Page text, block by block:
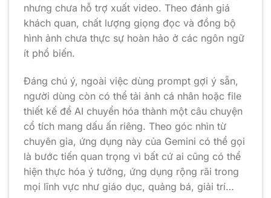
nhưng chưa hỗ trợ xuất video. Theo đánh giá
khách quan, chất lượng giọng đọc và đồng bộ
hình ảnh chưa thực sự hoàn hảo ở các ngôn ngữ
ít phổ biến.
Đáng chú ý, ngoài việc dùng prompt gợi ý sẵn,
người dùng còn có thể tải ảnh cá nhân hoặc file
thiết kế để AI chuyển hóa thành một câu chuyện
cổ tích mang dấu ấn riêng. Theo góc nhìn từ
chuyên gia, ứng dụng này của Gemini có thể gọi
là bước tiến quan trọng vì bất cứ ai cũng có thể
hiện thực hóa ý tưởng, ứng dụng rộng rãi trong
mọi lĩnh vực như giáo dục, quảng bá, giải trí…